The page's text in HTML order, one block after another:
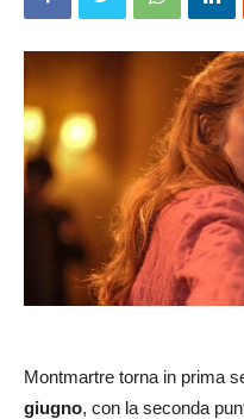
Montmartre torna in prima
giugno, con la seconda